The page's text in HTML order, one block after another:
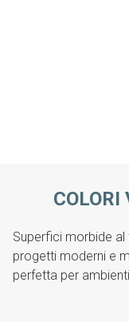
COLORI
Superfici morbide
progetti moderni e
perfetta per